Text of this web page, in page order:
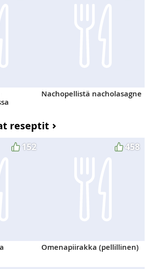
Nachopellistä nacholasagne
reseptit
152 458
Omenapiirakka (pellillinen)